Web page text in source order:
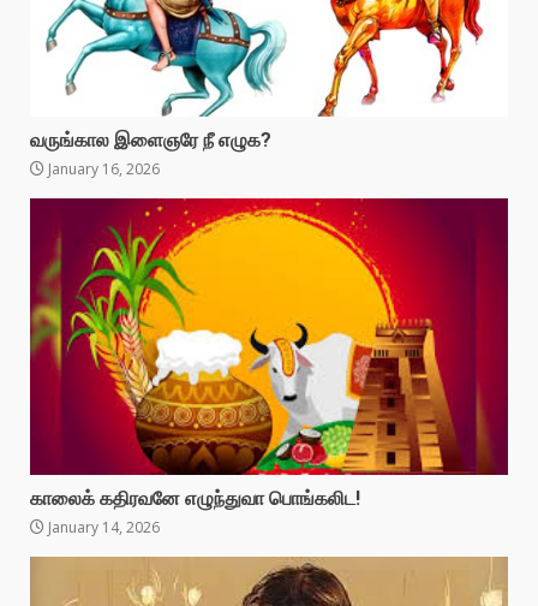
வருங்கால இளைஞரே நீ எழுக?
January 16, 2026
காலைக் கதிரவனே எழுந்துவா பொங்கலிட!
January 14, 2026